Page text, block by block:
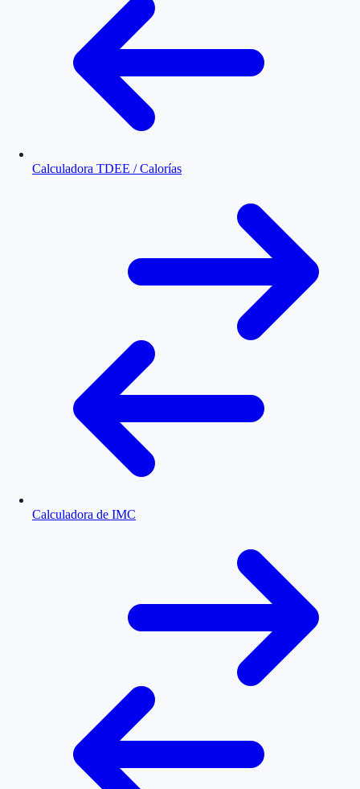
Calculadora TDEE / Calorías
Calculadora de IMC